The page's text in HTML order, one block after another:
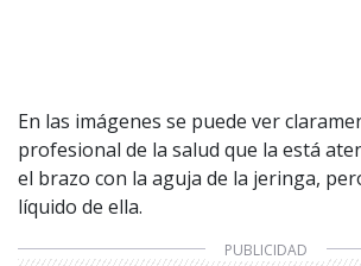
En las imágenes se puede ver
profesional de la salud que la está
el brazo con la aguja de la jeringa,
líquido de ella.